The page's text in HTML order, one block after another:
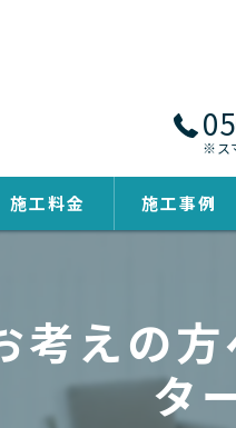
※ス
施工料金 施工事例
考えの
タ